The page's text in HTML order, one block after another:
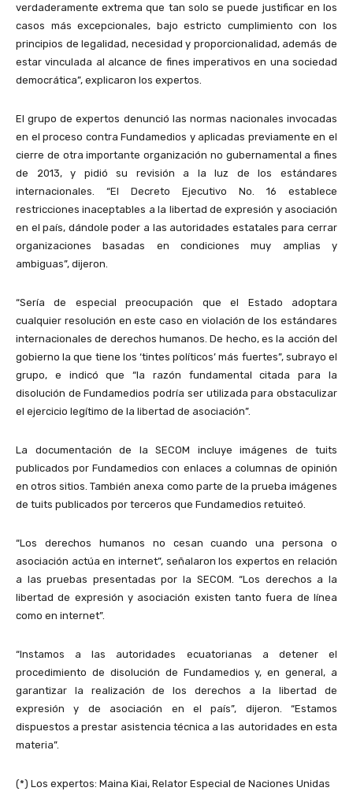
verdaderamente extrema que tan solo se puede justificar en los
casos más excepcionales, bajo estricto cumplimiento con los
principios de legalidad, necesidad y proporcionalidad, además de
estar vinculada al alcance de fines imperativos en una sociedad
democrática”, explicaron los expertos.
El grupo de expertos denunció las normas nacionales invocadas
en el proceso contra Fundamedios y aplicadas previamente en el
cierre de otra importante organización no gubernamental a fines
de 2013, y pidió su revisión a la luz de los estándares
internacionales. “El Decreto Ejecutivo No. 16 establece
restricciones inaceptables a la libertad de expresión y asociación
en el país, dándole poder a las autoridades estatales para cerrar
organizaciones basadas en condiciones muy amplias y
ambiguas”, dijeron.
“Sería de especial preocupación que el Estado adoptara
cualquier resolución en este caso en violación de los estándares
internacionales de derechos humanos. De hecho, es la acción del
gobierno la que tiene los ‘tintes políticos’ más fuertes”, subrayo el
grupo, e indicó que “la razón fundamental citada para la
disolución de Fundamedios podría ser utilizada para obstaculizar
el ejercicio legítimo de la libertad de asociación”.
La documentación de la SECOM incluye imágenes de tuits
publicados por Fundamedios con enlaces a columnas de opinión
en otros sitios. También anexa como parte de la prueba imágenes
de tuits publicados por terceros que Fundamedios retuiteó.
“Los derechos humanos no cesan cuando una persona o
asociación actúa en internet”, señalaron los expertos en relación
a las pruebas presentadas por la SECOM. “Los derechos a la
libertad de expresión y asociación existen tanto fuera de línea
como en internet”.
“Instamos a las autoridades ecuatorianas a detener el
procedimiento de disolución de Fundamedios y, en general, a
garantizar la realización de los derechos a la libertad de
expresión y de asociación en el país”, dijeron. “Estamos
dispuestos a prestar asistencia técnica a las autoridades en esta
materia”.
(*) Los expertos: Maina Kiai, Relator Especial de Naciones Unidas